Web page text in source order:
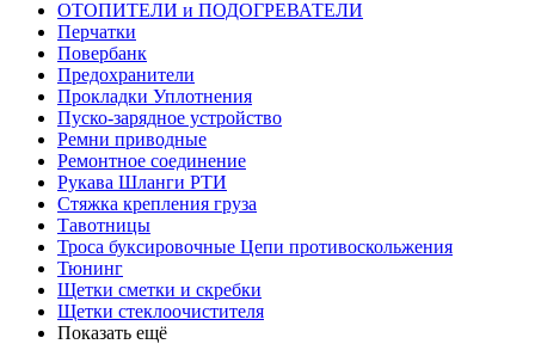
ОТОПИТЕЛИ и ПОДОГРЕВАТЕЛИ
Перчатки
Повербанк
Предохранители
Прокладки Уплотнения
Пуско-зарядное устройство
Ремни приводные
Ремонтное соединение
Рукава Шланги РТИ
Стяжка крепления груза
Тавотницы
Троса буксировочные Цепи противоскольжения
Тюнинг
Щетки сметки и скребки
Щетки стеклоочистителя
Показать ещё